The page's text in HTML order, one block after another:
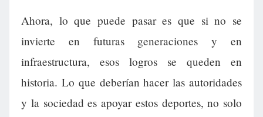
Ahora, lo que puede pasar es que si no se
invierte en futuras generaciones y en
infraestructura, esos logros se queden en
historia. Lo que deberían hacer las autoridades
y la sociedad es apoyar estos deportes, no solo